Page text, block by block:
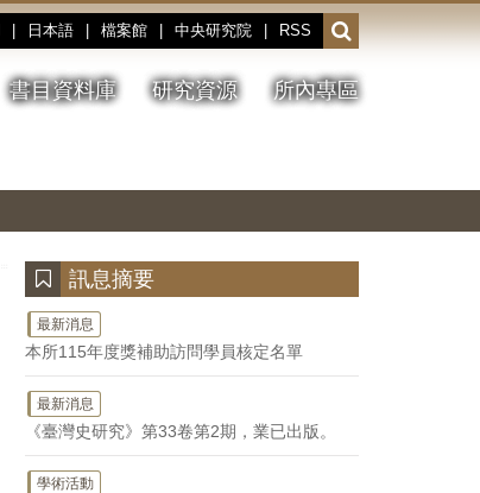
日本語 檔案館 中央研究院 RSS
開
啟
或
收
書目資料庫 研究資源 所內專區
停、
圖
圖
結
訊息摘要
最新消息
本所115年度獎補助訪問學員核定名單
最新消息
《臺灣史研究》第33卷第2期，業已出版。
學術活動